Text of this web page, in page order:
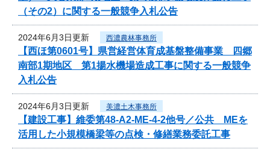
（その2）に関する一般競争入札公告
2024年6月3日更新 西濃農林事務所
【西ほ第0601号】県営経営体育成基盤整備事業 四郷
南部1期地区 第1揚水機場造成工事に関する一般競争
入札公告
2024年6月3日更新 美濃土木事務所
【建設工事】維委第48-A2-ME-4-2他号／公共 MEを
活用した小規模橋梁等の点検・修繕業務委託工事